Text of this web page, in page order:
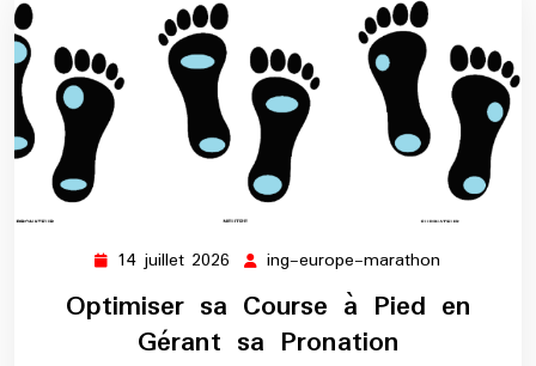
14 juillet 2026 14
juillet
2026
ing-europe-marathon
marathon
Optimiser sa Course à Pied en
Gérant sa Pronation